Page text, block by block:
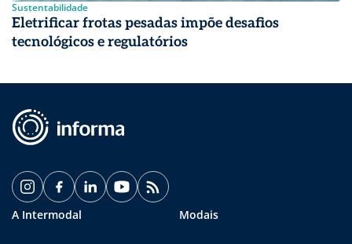
Sustentabilidade
Eletrificar frotas pesadas impõe desafios
tecnológicos e regulatórios
A Intermodal Modais